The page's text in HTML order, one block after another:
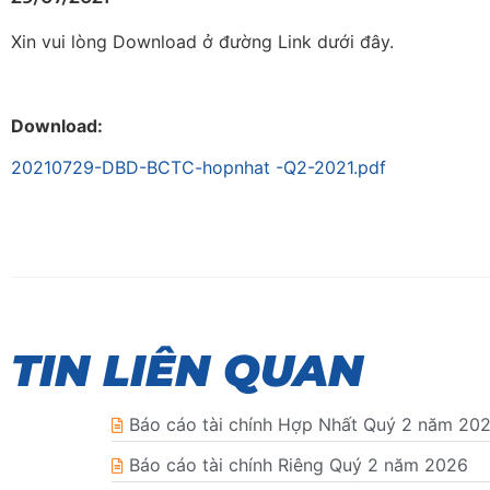
Xin vui lòng Download ở đường Link dưới đây.
Download:
20210729-DBD-BCTC-hopnhat -Q2-2021.pdf
TIN LIÊN QUAN
Báo cáo tài chính Hợp Nhất Quý 2 năm
Báo cáo tài chính Riêng Quý 2 năm 2026